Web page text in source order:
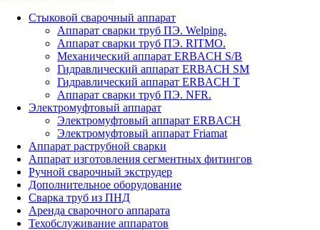
Стыковой сварочный аппарат
Аппарат сварки труб ПЭ. Welping.
Аппарат сварки труб ПЭ. RITMO.
Механический аппарат ERBACH S/B
Гидравлический аппарат ERBACH SM
Гидравлический аппарат ERBACH T
Аппарат сварки труб ПЭ. NFR.
Электромуфтовый аппарат
Электромуфтовый аппарат ERBACH
Электромуфтовый аппарат Friamat
Аппарат раструбной сварки
Аппарат изготовления сегментных фитингов
Ручной сварочный экструдер
Дополнительное оборудование
Сварка труб из ПНД
Аренда сварочного аппарата
Техобслуживание аппаратов